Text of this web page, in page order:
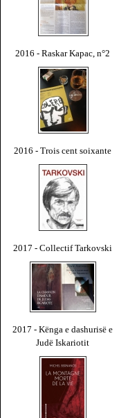
2016 - Raskar Kapac, n°2
2016 - Trois cent soixante
2017 - Collectif Tarkovski
2017 - Kënga e dashurisë e
Judë Iskariotit